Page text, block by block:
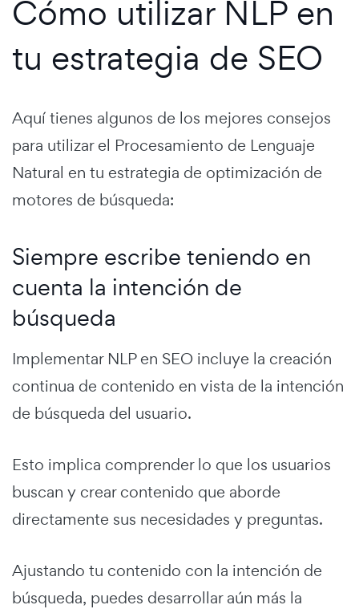
Cómo utilizar NLP en
tu estrategia de SEO
Aquí tienes algunos de los mejores consejos
para utilizar el Procesamiento de Lenguaje
Natural en tu estrategia de optimización de
motores de búsqueda:
Siempre escribe teniendo en
cuenta la intención de
búsqueda
Implementar NLP en SEO incluye la creación
continua de contenido en vista de la intención
de búsqueda del usuario.
Esto implica comprender lo que los usuarios
buscan y crear contenido que aborde
directamente sus necesidades y preguntas.
Ajustando tu contenido con la intención de
búsqueda, puedes desarrollar aún más la